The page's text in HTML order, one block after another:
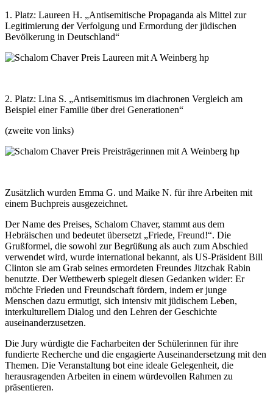
1. Platz: Laureen H. „Antisemitische Propaganda als Mittel zur
Legitimierung der Verfolgung und Ermordung der jüdischen
Bevölkerung in Deutschland“
2. Platz: Lina S. „Antisemitismus im diachronen Vergleich am
Beispiel einer Familie über drei Generationen“
(zweite von links)
Zusätzlich wurden Emma G. und Maike N. für ihre Arbeiten mit
einem Buchpreis ausgezeichnet.
Der Name des Preises, Schalom Chaver, stammt aus dem
Hebräischen und bedeutet übersetzt „Friede, Freund!“. Die
Grußformel, die sowohl zur Begrüßung als auch zum Abschied
verwendet wird, wurde international bekannt, als US-Präsident Bill
Clinton sie am Grab seines ermordeten Freundes Jitzchak Rabin
benutzte. Der Wettbewerb spiegelt diesen Gedanken wider: Er
möchte Frieden und Freundschaft fördern, indem er junge
Menschen dazu ermutigt, sich intensiv mit jüdischem Leben,
interkulturellem Dialog und den Lehren der Geschichte
auseinanderzusetzen.
Die Jury würdigte die Facharbeiten der Schülerinnen für ihre
fundierte Recherche und die engagierte Auseinandersetzung mit den
Themen. Die Veranstaltung bot eine ideale Gelegenheit, die
herausragenden Arbeiten in einem würdevollen Rahmen zu
präsentieren.